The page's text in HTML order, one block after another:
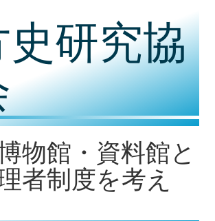
研究協
物館・資料館と
者制度を考え